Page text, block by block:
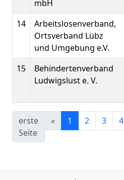
mbH
14
Arbeitslosenverband,
Ortsverband Lübz
und Umgebung e.V.
15
Behindertenverband
Ludwigslust e. V.
erste
Seite
« 1 2 3 4